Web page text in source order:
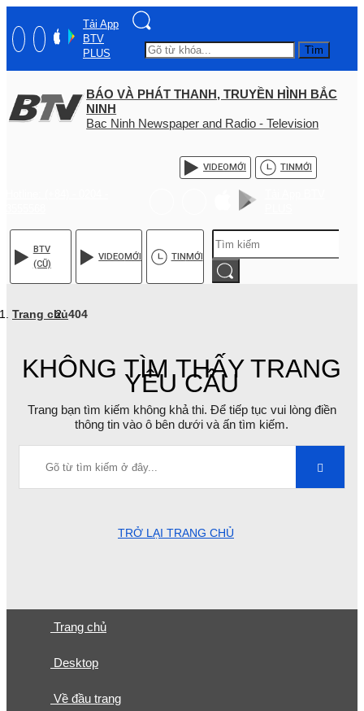
Tải App
BTV
PLUS
Tìm
BÁO VÀ PHÁT THANH, TRUYỀN HÌNH BẮC
NINH
Bac Ninh Newspaper and Radio - Television
VIDEOMỚI TINMỚI
BTV
(CŨ)
VIDEOMỚI TINMỚI
Trang chủ404
KHÔNG TÌM THẤY TRANG
YÊU CẦU
Trang bạn tìm kiếm không khả thi. Để tiếp tục vui lòng điền
thông tin vào ô bên dưới và ấn tìm kiếm.
TRỞ LẠI TRANG CHỦ
Trang chủ
Desktop
Về đầu trang